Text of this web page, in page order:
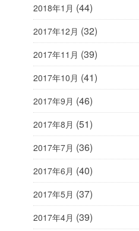
2018年1月 (44)
2017年12月 (32)
2017年11月 (39)
2017年10月 (41)
2017年9月 (46)
2017年8月 (51)
2017年7月 (36)
2017年6月 (40)
2017年5月 (37)
2017年4月 (39)